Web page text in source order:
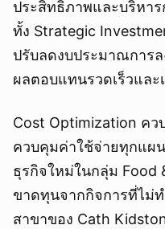
ประสิทธิภาพและบริหา
ทั้ง Strategic
ปรับลดงบประมาณการ
ผลตอบแทนรวดเร็วและ
Cost Optimization ค
ควบคุมค่าใช้จ่ายทุกแผ
ธุรกิจใหม่ในกลุ่ม Food
ขาดทุนจากกิจการที่ไม่
สาขาของ Cath